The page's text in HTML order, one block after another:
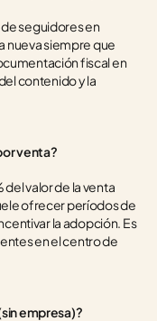
seguidores en
nueva siempre que
fiscal en
contenido y la
venta?
del valor de la venta
ofrecer períodos de
la adopción. Es
en el centro de
empresa)?